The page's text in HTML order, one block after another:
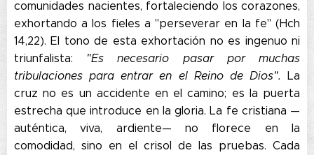
comunidades nacientes, fortaleciendo los corazones,
exhortando a los fieles a "perseverar en la fe" (Hch
14,22). El tono de esta exhortación no es ingenuo ni
triunfalista: "Es necesario pasar por muchas
tribulaciones para entrar en el Reino de Dios". La
cruz no es un accidente en el camino; es la puerta
estrecha que introduce en la gloria. La fe cristiana —
auténtica, viva, ardiente— no florece en la
comodidad, sino en el crisol de las pruebas. Cada